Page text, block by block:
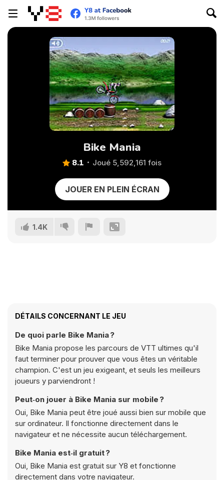
Bike Mania
8.1 Joué 5,592,161 fois
JOUER EN PLEIN ÉCRAN
1.4K
DÉTAILS CONCERNANT LE JEU
De quoi parle Bike Mania ?
Bike Mania propose les parcours de VTT ultimes qu'il
faut terminer pour prouver que vous êtes un véritable
champion. C'est un jeu exigeant, et seuls les meilleurs
joueurs y parviendront !
Peut‑on jouer à Bike Mania sur mobile ?
Oui, Bike Mania peut être joué aussi bien sur mobile que
sur ordinateur. Il fonctionne directement dans le
navigateur et ne nécessite aucun téléchargement.
Bike Mania est‑il gratuit ?
Oui, Bike Mania est gratuit sur Y8 et fonctionne
directement dans votre navigateur.